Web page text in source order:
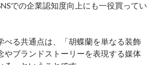
での企業認知度向上にも一役買ってい
べる共通点は、「胡蝶蘭を単なる装飾
やブランドストーリーを表現する媒体